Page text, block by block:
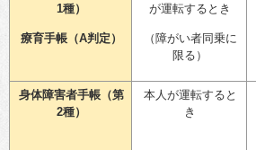
1種）
療育手帳（A判定）
が運転するとき
（障がい者同乗に
限る）
身体障害者手帳（第
2種）
本人が運転すると
き